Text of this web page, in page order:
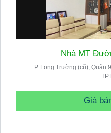
Nhà MT
P. Long Trường (cũ), Quận
Giá